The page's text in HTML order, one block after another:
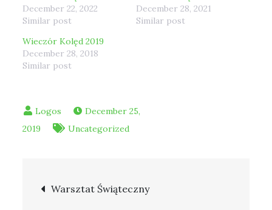
December 22, 2022
Similar post
December 28, 2021
Similar post
Wieczór Kolęd 2019
December 28, 2018
Similar post
December 25,
2019
Uncategorized
Post
Warsztat Świąteczny